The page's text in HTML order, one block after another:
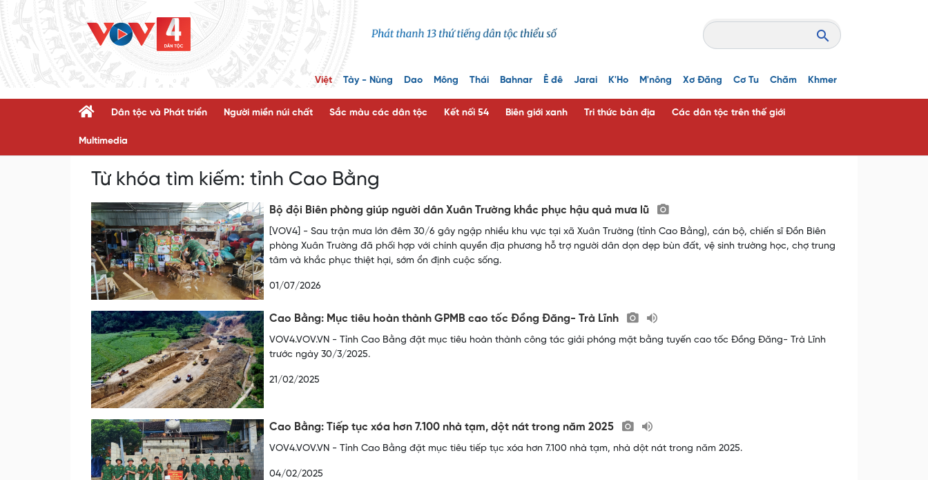
Việt Tày - Nùng Dao Mông Thái Bahnar Ê đê Jarai K'Ho M'nông Xơ Đăng Cơ Tu Chăm Khmer
Dân tộc và Phát triển Người miền núi chất Sắc màu các dân tộc Kết nối 54 Biên giới xanh Tri thức bản địa Các dân tộc trên thế giới
Multimedia
Từ khóa tìm kiếm: tỉnh Cao Bằng
Bộ đội Biên phòng giúp người dân Xuân Trường khắc phục hậu quả mưa lũ
[VOV4] - Sau trận mưa lớn đêm 30/6 gây ngập nhiều khu vực tại xã Xuân Trường (tỉnh Cao Bằng), cán bộ, chiến sĩ Đồn Biên
phòng Xuân Trường đã phối hợp với chính quyền địa phương hỗ trợ người dân dọn dẹp bùn đất, vệ sinh trường học, chợ trung
tâm và khắc phục thiệt hại, sớm ổn định cuộc sống.
01/07/2026
Cao Bằng: Mục tiêu hoàn thành GPMB cao tốc Đồng Đăng- Trà Lĩnh
VOV4.VOV.VN - Tỉnh Cao Bằng đặt mục tiêu hoàn thành công tác giải phóng mặt bằng tuyến cao tốc Đồng Đăng- Trà Lĩnh
trước ngày 30/3/2025.
21/02/2025
Cao Bằng: Tiếp tục xóa hơn 7.100 nhà tạm, dột nát trong năm 2025
VOV4.VOV.VN - Tỉnh Cao Bằng đặt mục tiêu tiếp tục xóa hơn 7.100 nhà tạm, nhà dột nát trong năm 2025.
04/02/2025